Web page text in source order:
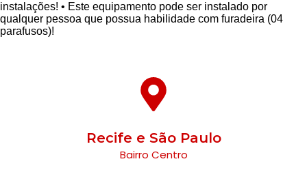
instalações! • Este equipamento pode ser instalado por
qualquer pessoa que possua habilidade com furadeira (04
parafusos)!
Recife e São Paulo
Bairro Centro